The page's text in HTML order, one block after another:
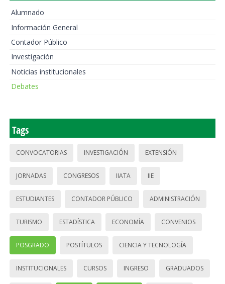
Alumnado
Información General
Contador Público
Investigación
Noticias institucionales
Debates
Tags
CONVOCATORIAS INVESTIGACIÓN EXTENSIÓN
JORNADAS CONGRESOS IIATA IIE
ESTUDIANTES CONTADOR PÚBLICO ADMINISTRACIÓN
TURISMO ESTADÍSTICA ECONOMÍA CONVENIOS
POSGRADO POSTÍTULOS CIENCIA Y TECNOLOGÍA
INSTITUCIONALES CURSOS INGRESO GRADUADOS